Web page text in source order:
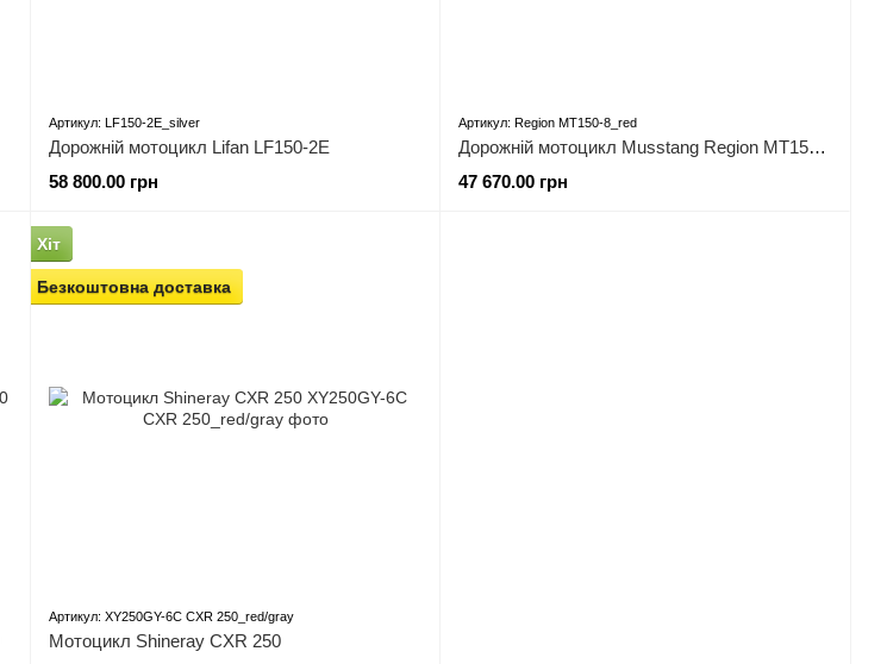
Артикул: LF150-2E_silver
Дорожній мотоцикл Lifan LF150-2E
58 800.00 грн
Артикул: Region MT150-8_red
Дорожній мотоцикл Musstang Region MT150-8
47 670.00 грн
Хіт
Безкоштовна доставка
Артикул: XY250GY-6C CXR 250_red/gray
Мотоцикл Shineray CXR 250